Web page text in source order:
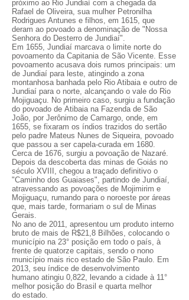
próximo ao Rio Jundiaí com a chegada da
Rafael de Oliveira, sua mulher Petronilha
Rodrigues Antunes e filhos, em 1615, que
deram ao povoado a denominação de "Nossa
Senhora do Desterro de Jundiaí".
Em 1655, Jundiaí marcava o limite norte do
povoamento da Capitania de São Vicente. Esse
povoamento acusava dois rumos principais: um
de Jundiaí para leste, atingindo a zona
montanhosa banhada pelo Rio Atibaia e outro de
Jundiaí para o norte, alcançando o vale do Rio
Mojiguaçu. No primeiro caso, surgiu a fundação
do povoado de Atibaia na Fazenda de São
João, por Jerônimo de Camargo, onde, em
1655, se fixaram os índios trazidos do sertão
pelo padre Mateus Nunes de Siqueira, povoado
que passou a ser capela-curada em 1680.
Cerca de 1676, surgiu a povoação de Nazaré.
Depois da descoberta das minas de Goiás no
século XVIII, chegou a traçado definitivo o
"Caminho dos Guaiases", partindo de Jundiaí,
atravessando as povoações de Mojimirim e
Mojiguaçu, rumando para o noroeste por áreas
que, mais tarde, formariam o sul de Minas
Gerais.
No ano de 2011, apresentou um produto interno
bruto de mais de R$21,8 Bilhões, colocando o
município na 23° posição em todo o país, à
frente de quatorze capitais, sendo o nono
município mais rico estado de São Paulo. Em
2013, seu índice de desenvolvimento
humano atingiu 0,822, levando a cidade à 11°
melhor posição do Brasil e quarta melhor
do estado.